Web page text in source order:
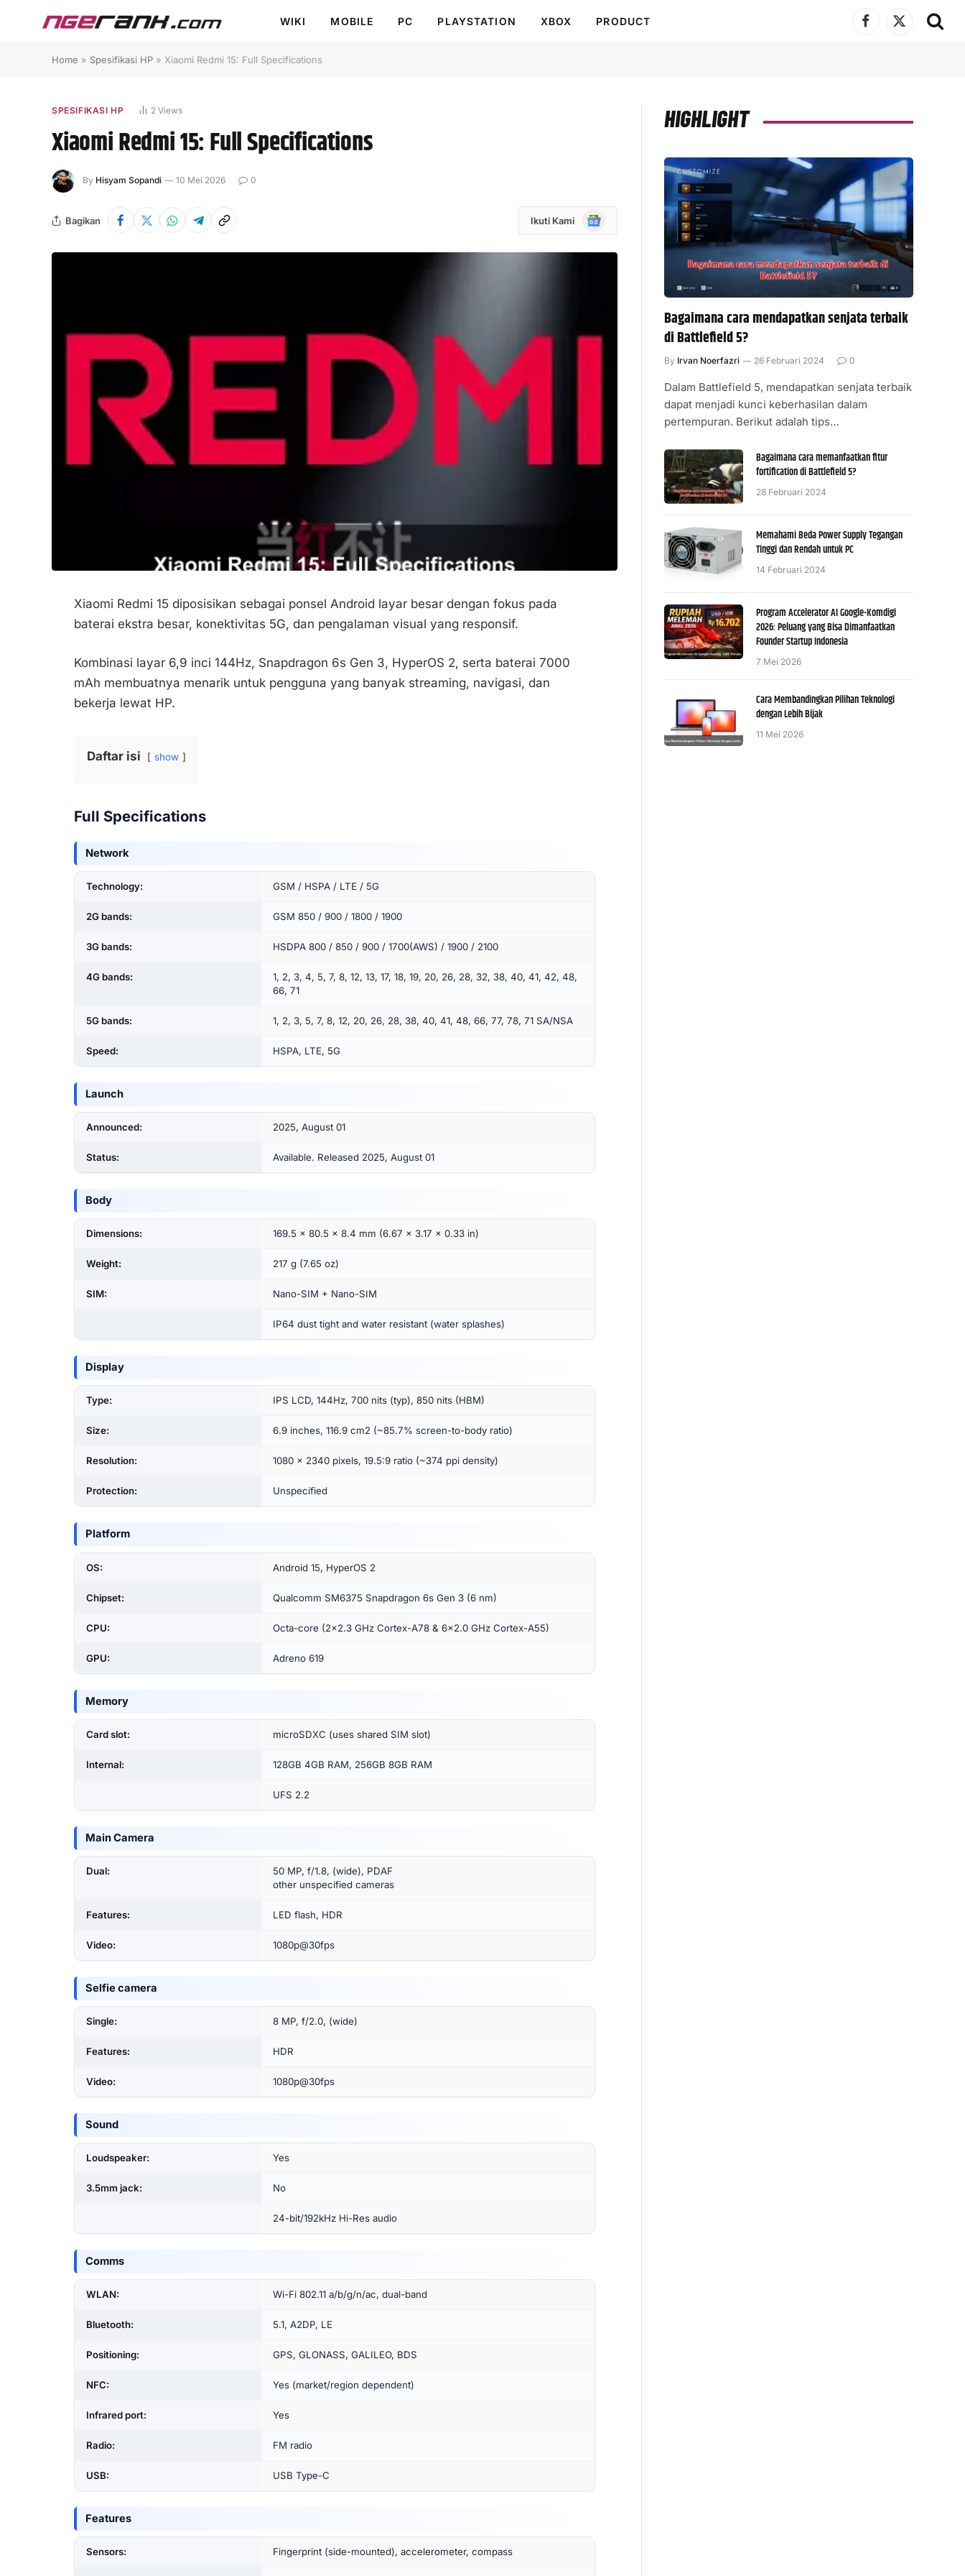
WIKI MOBILE PC PLAYSTATION XBOX PRODUCT
Facebook
X
Home » Spesifikasi HP » Xiaomi Redmi 15: Full Specifications
SPESIFIKASI HP 2Views
Xiaomi Redmi 15: Full Specifications
By Hisyam Sopandi 10 Mei 2026 0
Bagikan Ikuti Kami
Google
Xiaomi Redmi 15 diposisikan sebagai ponsel Android layar besar dengan fokus pada
baterai ekstra besar, konektivitas 5G, dan pengalaman visual yang responsif.
Kombinasi layar 6,9 inci 144Hz, Snapdragon 6s Gen 3, HyperOS 2, serta baterai 7000
mAh membuatnya menarik untuk pengguna yang banyak streaming, navigasi, dan
bekerja lewat HP.
Daftar isi show
Full Specifications
Network
Technology: GSM / HSPA / LTE / 5G
2G bands: GSM 850 / 900 / 1800 / 1900
3G bands: HSDPA 800 / 850 / 900 / 1700(AWS) / 1900 / 2100
4G bands:
1, 2, 3, 4, 5, 7, 8, 12, 13, 17, 18, 19, 20, 26, 28, 32, 38, 40, 41, 42, 48,
66, 71
5G bands: 1, 2, 3, 5, 7, 8, 12, 20, 26, 28, 38, 40, 41, 48, 66, 77, 78, 71 SA/NSA
Speed: HSPA, LTE, 5G
Launch
Announced: 2025, August 01
Status: Available. Released 2025, August 01
Body
Dimensions: 169.5 x 80.5 x 8.4 mm (6.67 x 3.17 x 0.33 in)
Weight: 217 g (7.65 oz)
SIM: Nano-SIM + Nano-SIM
IP64 dust tight and water resistant (water splashes)
Display
Type: IPS LCD, 144Hz, 700 nits (typ), 850 nits (HBM)
Size: 6.9 inches, 116.9 cm2 (~85.7% screen-to-body ratio)
Resolution: 1080 x 2340 pixels, 19.5:9 ratio (~374 ppi density)
Protection: Unspecified
Platform
OS: Android 15, HyperOS 2
Chipset: Qualcomm SM6375 Snapdragon 6s Gen 3 (6 nm)
CPU: Octa-core (2×2.3 GHz Cortex-A78 & 6×2.0 GHz Cortex-A55)
GPU: Adreno 619
Memory
Card slot: microSDXC (uses shared SIM slot)
Internal: 128GB 4GB RAM, 256GB 8GB RAM
UFS 2.2
Main Camera
Dual:
50 MP, f/1.8, (wide), PDAF
other unspecified cameras
Features: LED flash, HDR
Video: 1080p@30fps
Selfie camera
Single: 8 MP, f/2.0, (wide)
Features: HDR
Video: 1080p@30fps
Sound
Loudspeaker: Yes
3.5mm jack: No
24-bit/192kHz Hi-Res audio
Comms
WLAN: Wi-Fi 802.11 a/b/g/n/ac, dual-band
Bluetooth: 5.1, A2DP, LE
Positioning: GPS, GLONASS, GALILEO, BDS
NFC: Yes (market/region dependent)
Infrared port: Yes
Radio: FM radio
USB: USB Type-C
Features
Sensors: Fingerprint (side-mounted), accelerometer, compass
HIGHLIGHT
Bagaimana cara mendapatkan senjata terbaik
di Battlefield 5?
By Irvan Noerfazri 26 Februari 2024 0
Dalam Battlefield 5, mendapatkan senjata terbaik
dapat menjadi kunci keberhasilan dalam
pertempuran. Berikut adalah tips…
Bagaimana cara memanfaatkan fitur
fortification di Battlefield 5?
28 Februari 2024
Memahami Beda Power Supply Tegangan
Tinggi dan Rendah untuk PC
14 Februari 2024
Program Accelerator AI Google-Komdigi
2026: Peluang yang Bisa Dimanfaatkan
Founder Startup Indonesia
7 Mei 2026
Cara Membandingkan Pilihan Teknologi
dengan Lebih Bijak
11 Mei 2026